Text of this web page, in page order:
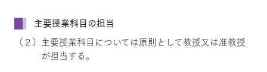
主要授業科目の担当
（２）主要授業科目については原則として教授又は准教授
が担当する。